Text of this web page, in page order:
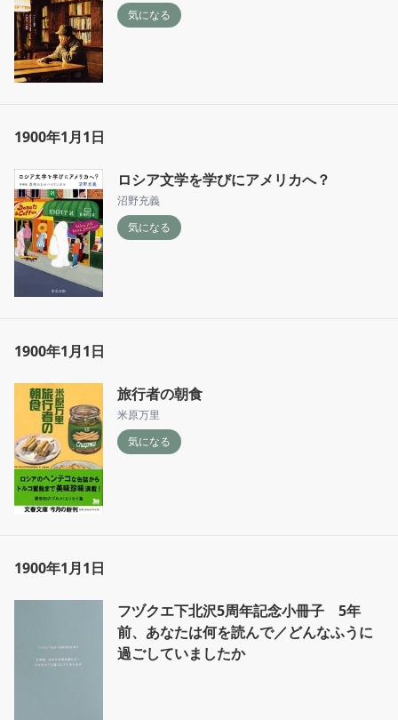
気になる
1900年1月1日
ロシア文学を学びにアメリカへ？
沼野充義
気になる
1900年1月1日
旅行者の朝食
米原万里
気になる
1900年1月1日
フヅクエ下北沢5周年記念小冊子 5年
前、あなたは何を読んで／どんなふうに
過ごしていましたか